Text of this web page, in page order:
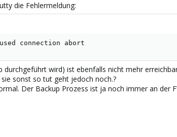
die Fehlermeldung:
connection abort
durchgeführt wird) ist ebenfalls nicht mehr
sonst so tut geht jedoch noch.?
Der Backup Prozess ist ja noch immer an der